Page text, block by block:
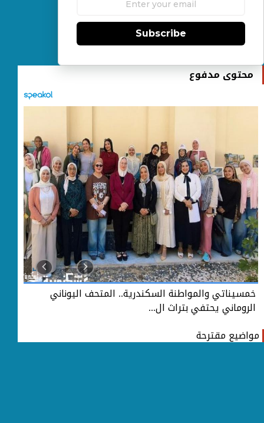
Subscribe
محتوى مدفوع
خمسيناتي والمواطنة السكندرية.. المتحف اليوناني
الروماني يحتفي بتراث ال...
مواضيع مقترحة